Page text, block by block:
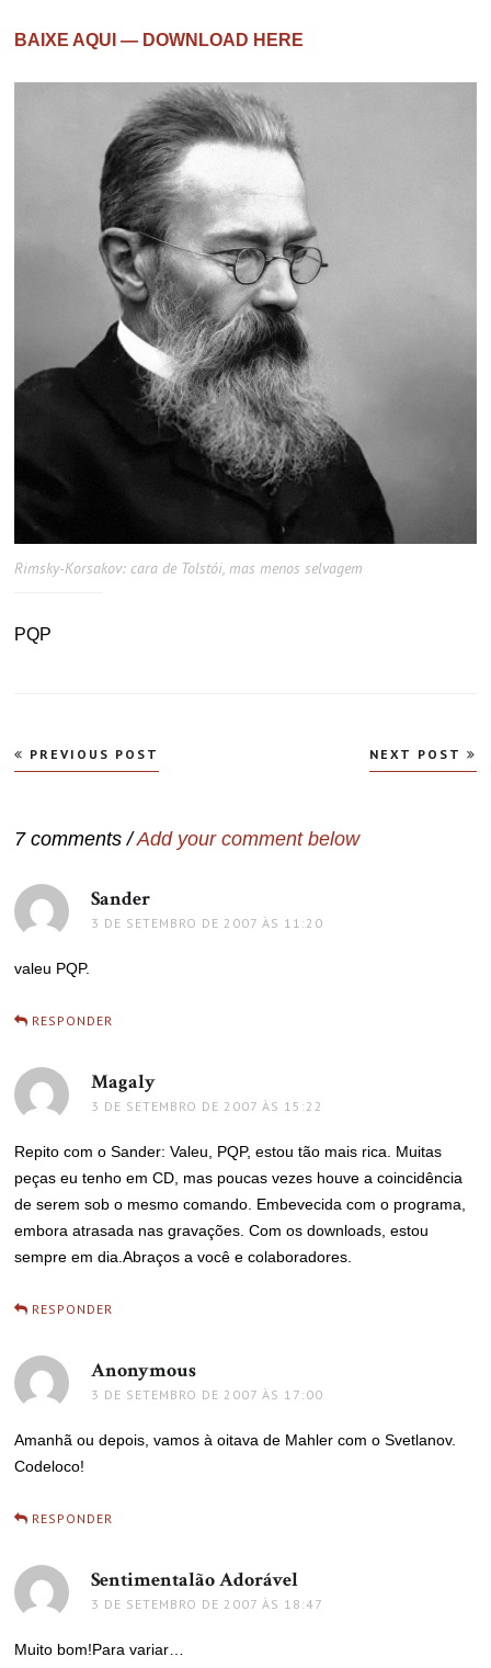
BAIXE AQUI — DOWNLOAD HERE
Rimsky-Korsakov: cara de Tolstói, mas menos selvagem
PQP
Navegação
de
PREVIOUS POST NEXT POST
7 comments /Add your comment below
Sander
3 DE SETEMBRO DE 2007 ÀS 11:20
valeu PQP.
RESPONDER
Magaly
3 DE SETEMBRO DE 2007 ÀS 15:22
Repito com o Sander: Valeu, PQP, estou tão mais rica. Muitas
peças eu tenho em CD, mas poucas vezes houve a coincidência
de serem sob o mesmo comando. Embevecida com o programa,
embora atrasada nas gravações. Com os downloads, estou
sempre em dia.Abraços a você e colaboradores.
RESPONDER
Anonymous
3 DE SETEMBRO DE 2007 ÀS 17:00
Amanhã ou depois, vamos à oitava de Mahler com o Svetlanov.
Codeloco!
RESPONDER
Sentimentalão Adorável
3 DE SETEMBRO DE 2007 ÀS 18:47
Muito bom!Para variar…